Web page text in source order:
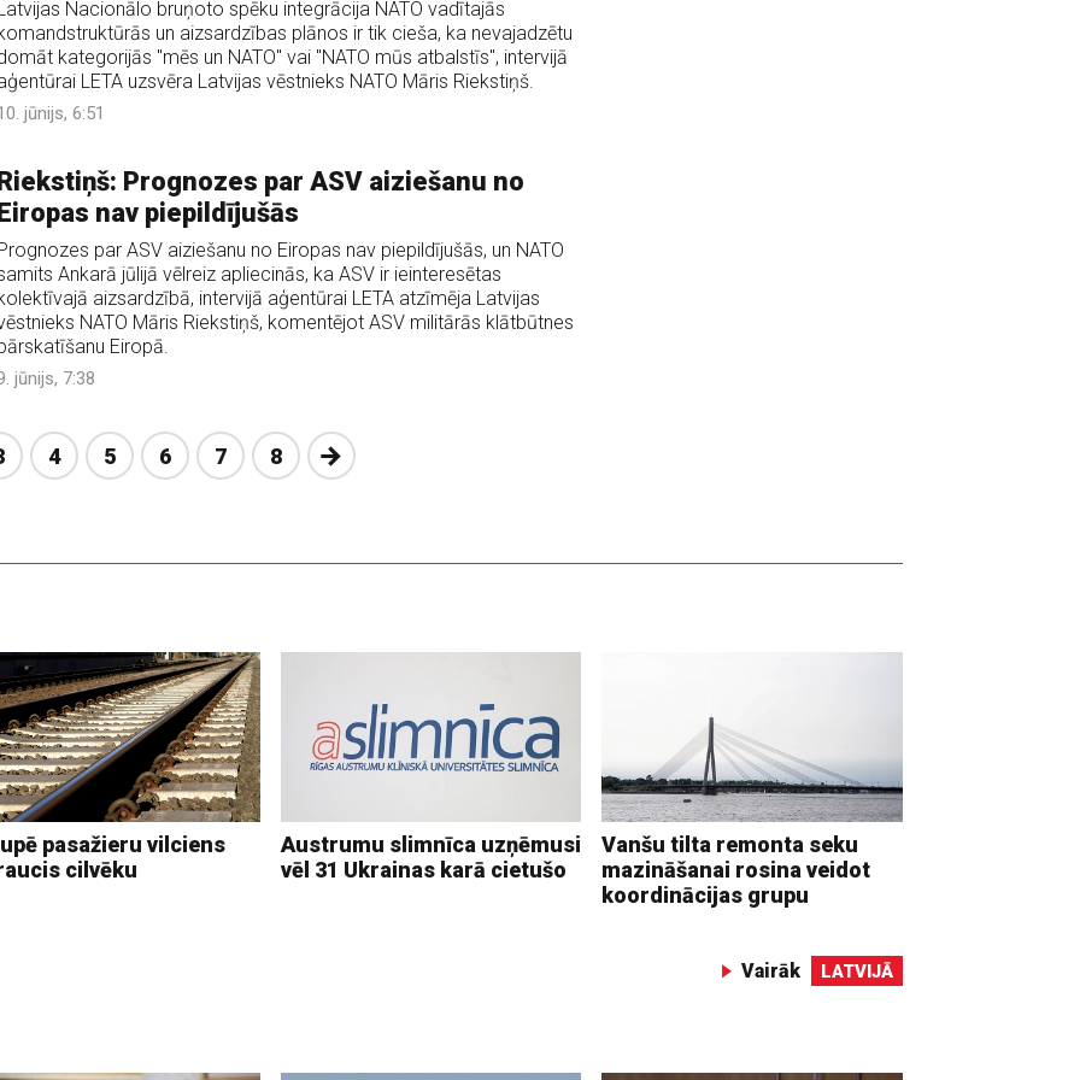
Nacionālo bruņoto spēku integrācija NATO vadītajās
un aizsardzības plānos ir tik cieša, ka nevajadzētu
kategorijās "mēs un NATO" vai "NATO mūs atbalstīs", intervijā
LETA uzsvēra Latvijas vēstnieks NATO Māris Riekstiņš.
jūnijs, 6:51
Prognozes par ASV aiziešanu no
nav piepildījušās
par ASV aiziešanu no Eiropas nav piepildījušās, un NATO
Ankarā jūlijā vēlreiz apliecinās, ka ASV ir ieinteresētas
aizsardzībā, intervijā aģentūrai LETA atzīmēja Latvijas
NATO Māris Riekstiņš, komentējot ASV militārās klātbūtnes
Eiropā.
jūnijs, 7:38
4 5 6 7 8 Nākošā
pasažieru vilciens
cilvēku
Austrumu slimnīca uzņēmusi
vēl 31 Ukrainas karā cietušo
Vanšu tilta remonta seku
mazināšanai rosina veidot
koordinācijas grupu
Vairāk LATVIJĀ